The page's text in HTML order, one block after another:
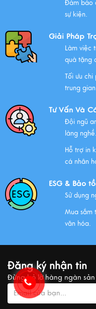
Chúc mừng chị
Xem thêm
Chính Sách Quyền
NHỮNG ĐẶC ĐIỂM
QUÀ VĂN HÓA VIỆT
Xem thêm
Đảm bảo
sự kiện.
Giải Pháp
Làm việc
quà tặng
Tối ưu
trung
Tư Vấn Và
Đội ngũ
làng nghề.
Hỗ trợ in
cá nhân
ESG & Bảo
Sử dụng
Mua sắm
văn hóa.
Đăng ký nhận tin
Đừng bỏ lỡ hàng ngàn